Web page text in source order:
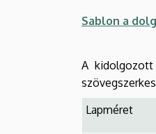
Mérnöki
Tanszék
Sablon a
A kidolgozott
Lapméret